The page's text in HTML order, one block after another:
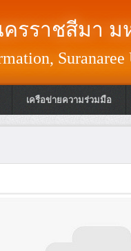
รราชสีมา
เครือข่ายความร่วมมือ